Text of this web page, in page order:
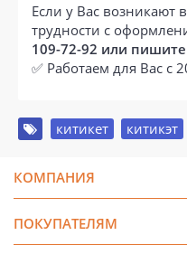
Если у Вас возникают
трудности с
109-72-92 или
✅ Работаем для Вас с
китикет китикэт
КОМПАНИЯ
ПОКУПАТЕЛЯМ